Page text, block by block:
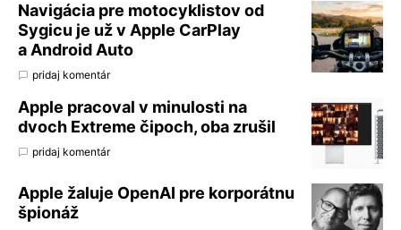
Navigácia pre motocyklistov od
Sygicu je už v Apple CarPlay
a Android Auto
pridaj komentár
Apple pracoval v minulosti na
dvoch Extreme čipoch, oba zrušil
pridaj komentár
Apple žaluje OpenAI pre korporátnu
špionáž